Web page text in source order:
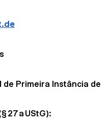
de Primeira Instância de
27 a UStG):